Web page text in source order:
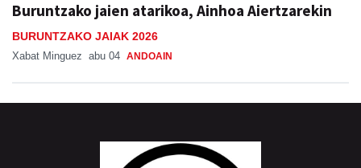
Buruntzako jaien atarikoa, Ainhoa Aiertzarekin
BURUNTZAKO JAIAK 2026
Xabat Minguez abu 04 ANDOAIN